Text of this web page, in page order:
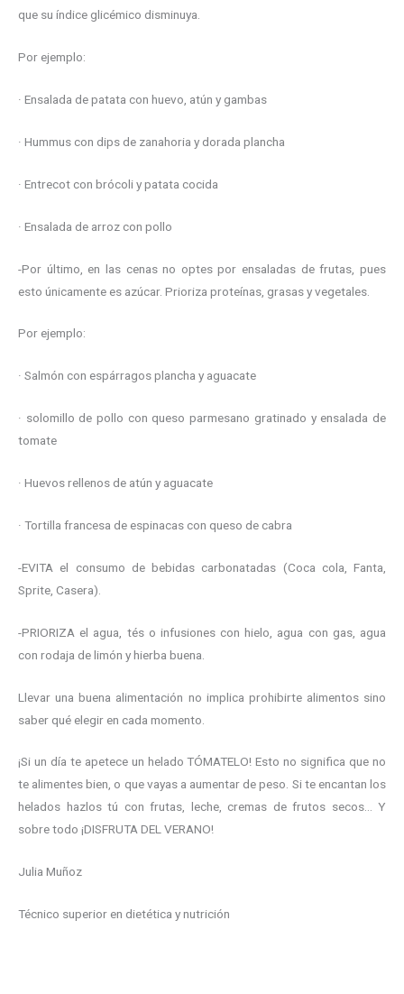
que su índice glicémico disminuya.
Por ejemplo:
· Ensalada de patata con huevo, atún y gambas
· Hummus con dips de zanahoria y dorada plancha
· Entrecot con brócoli y patata cocida
· Ensalada de arroz con pollo
-Por último, en las cenas no optes por ensaladas de frutas, pues
esto únicamente es azúcar. Prioriza proteínas, grasas y vegetales.
Por ejemplo:
· Salmón con espárragos plancha y aguacate
· solomillo de pollo con queso parmesano gratinado y ensalada de
tomate
· Huevos rellenos de atún y aguacate
· Tortilla francesa de espinacas con queso de cabra
-EVITA el consumo de bebidas carbonatadas (Coca cola, Fanta,
Sprite, Casera).
-PRIORIZA el agua, tés o infusiones con hielo, agua con gas, agua
con rodaja de limón y hierba buena.
Llevar una buena alimentación no implica prohibirte alimentos sino
saber qué elegir en cada momento.
¡Si un día te apetece un helado TÓMATELO! Esto no significa que no
te alimentes bien, o que vayas a aumentar de peso. Si te encantan los
helados hazlos tú con frutas, leche, cremas de frutos secos… Y
sobre todo ¡DISFRUTA DEL VERANO!
Julia Muñoz
Técnico superior en dietética y nutrición